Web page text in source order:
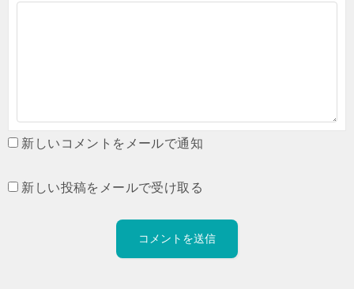
新しいコメントをメールで通知
新しい投稿をメールで受け取る